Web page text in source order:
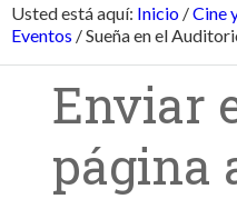
Usted está aquí: Inicio /Cine
Eventos /Sueña en el
Enviar
página